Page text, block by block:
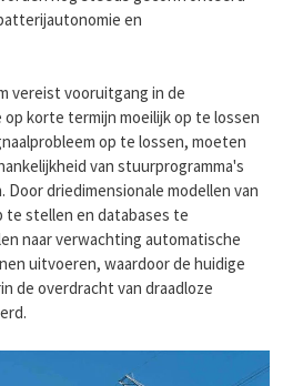
en
vereist vooruitgang in de
korte termijn moeilijk op te lossen
op te lossen, moeten
van stuurprogramma's
Door driedimensionale modellen van
te stellen en databases te
naar verwachting automatische
uitvoeren, waardoor de huidige
de overdracht van draadloze